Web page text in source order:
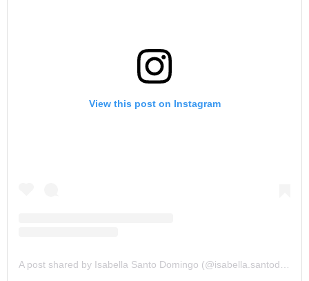
View this post on Instagram
A post shared by Isabella Santo Domingo (@isabella.santodomingo)